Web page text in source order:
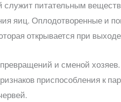
служит питательным
яиц. Оплодотворенные и
открывается при выходе
и сменой
приспособления к